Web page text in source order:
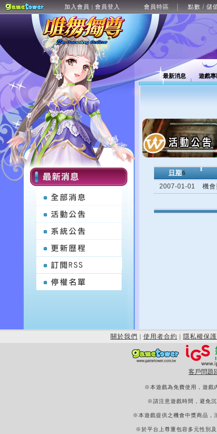
加入會員 | 會員登入 會員特區 點數 / 儲
最新消息 遊戲
日期 6
2007-01-01
機
關於我們 | 使用者合約 | 隱私權保護
客戶問題
※本遊戲為免費使用，遊戲
※請注意遊戲時間，避免
※本遊戲提供之機會中獎商品，
※於平台上尊重包容多元性別